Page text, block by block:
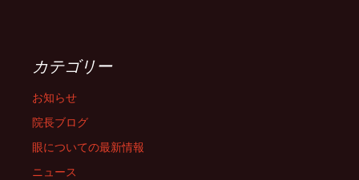
カテゴリー
お知らせ
院長ブログ
眼についての最新情報
ニュース